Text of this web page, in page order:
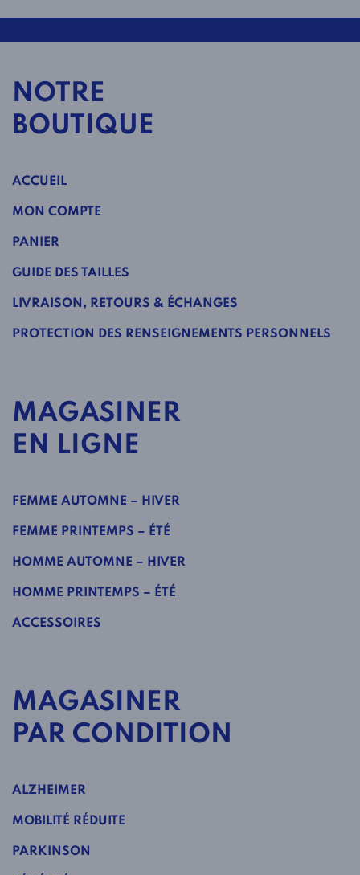
NOTRE
BOUTIQUE
ACCUEIL
MON COMPTE
PANIER
GUIDE DES TAILLES
LIVRAISON, RETOURS & ÉCHANGES
PROTECTION DES RENSEIGNEMENTS PERSONNELS
MAGASINER
EN LIGNE
FEMME AUTOMNE – HIVER
FEMME PRINTEMPS – ÉTÉ
HOMME AUTOMNE – HIVER
HOMME PRINTEMPS – ÉTÉ
ACCESSOIRES
MAGASINER
PAR CONDITION
ALZHEIMER
MOBILITÉ RÉDUITE
PARKINSON